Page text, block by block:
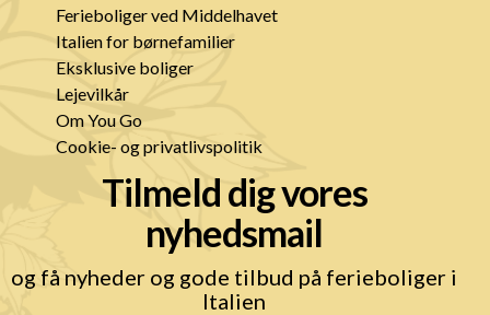
Ferieboliger ved Middelhavet
Italien for børnefamilier
Eksklusive boliger
Lejevilkår
Om You Go
Cookie- og privatlivspolitik
Tilmeld dig vores
nyhedsmail
og få nyheder og gode tilbud på ferieboliger i
Italien